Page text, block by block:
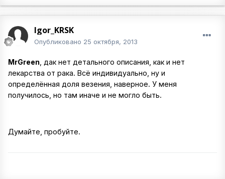
Igor_KRSK
Опубликовано 25 октября, 2013
MrGreen , дак нет детального описания, как и нет
лекарства от рака. Всё индивидуально, ну и
определённая доля везения, наверное. У меня
получилось, но там иначе и не могло быть.
Думайте, пробуйте.